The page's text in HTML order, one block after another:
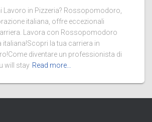
Lavoro in Pizzeria? Rossopomodoro,
italiana, offre eccezionali
Lavora con Rossopomodoro
italiana!Scopri la tua carriera in
diventare un professionista di
will stay Read more…